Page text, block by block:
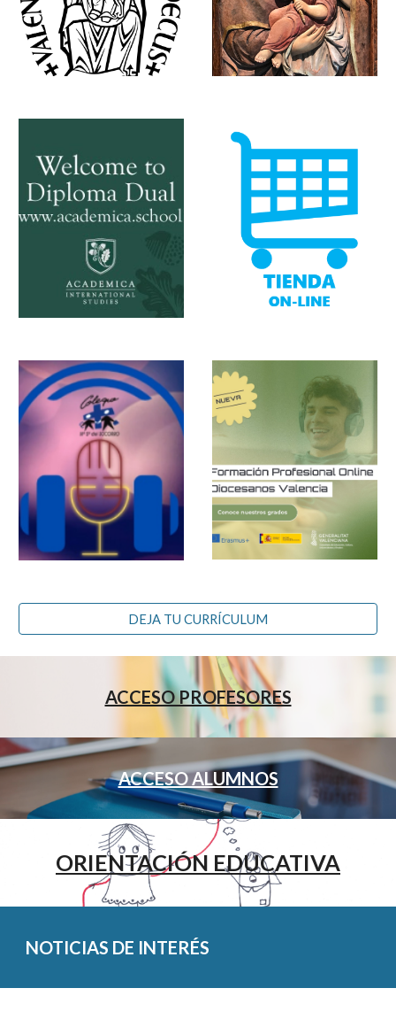
DEJA TU CURRÍCULUM
ACCESO PROFESORES
ACCESO ALUMNOS
ORIENTACIÓN EDUCATIVA
NOTICIAS DE INTERÉS